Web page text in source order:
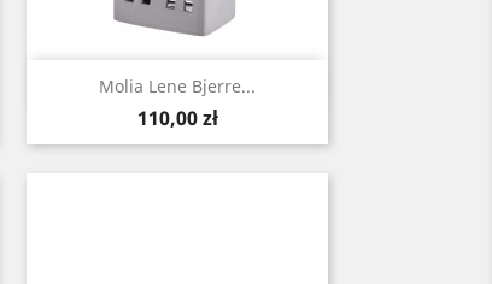
Molia Lene Bjerre...
Cena
110,00 zł
Szybki podgląd